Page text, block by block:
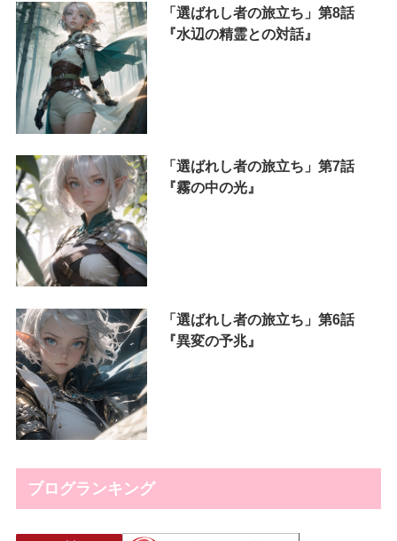
「選ばれし者の旅立ち」第8話
『水辺の精霊との対話』
「選ばれし者の旅立ち」第7話
『霧の中の光』
「選ばれし者の旅立ち」第6話
『異変の予兆』
ブログランキング